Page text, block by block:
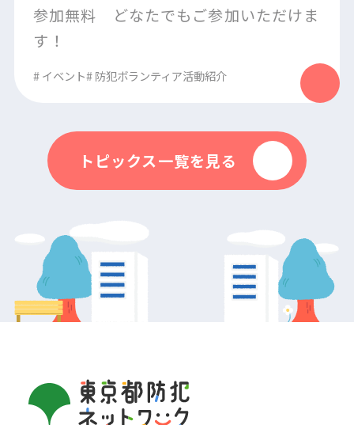
参加無料 どなたでもご参加いただけま
す！
#イベント#防犯ボランティア活動紹介
トピックス一覧を見る